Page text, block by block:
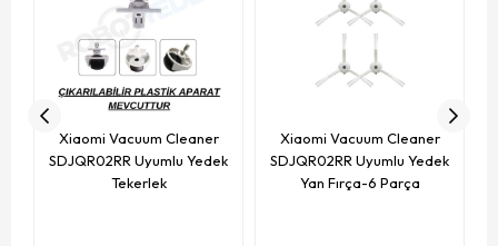
Xiaomi Vacuum Cleaner
SDJQR02RR Uyumlu Yedek
Tekerlek
Xiaomi Vacuum Cleaner
SDJQR02RR Uyumlu Yedek
Yan Fırça-6 Parça